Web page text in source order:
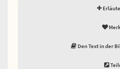
Den Text in der